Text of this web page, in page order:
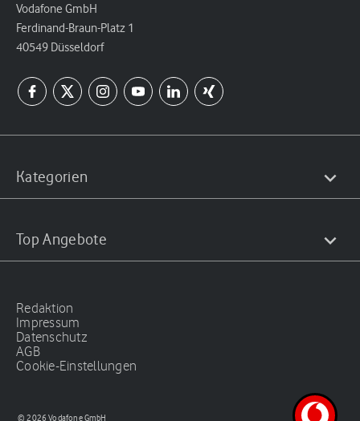
Vodafone GmbH
Ferdinand-Braun-Platz 1
40549 Düsseldorf
Kategorien
Top Angebote
Redaktion
Impressum
Datenschutz
AGB
Cookie-Einstellungen
© 2026 Vodafone GmbH